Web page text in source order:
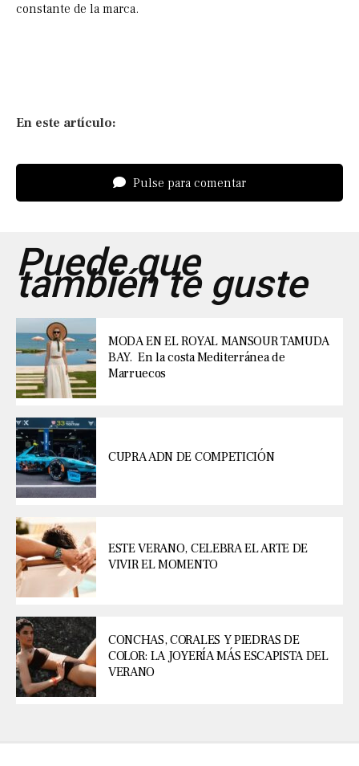
constante de la marca.
En este artículo:
Pulse para comentar
Puede que
también te guste
MODA EN EL ROYAL MANSOUR TAMUDA
BAY. En la costa Mediterránea de
Marruecos
CUPRA ADN DE COMPETICIÓN
ESTE VERANO, CELEBRA EL ARTE DE
VIVIR EL MOMENTO
CONCHAS, CORALES Y PIEDRAS DE
COLOR: LA JOYERÍA MÁS ESCAPISTA DEL
VERANO